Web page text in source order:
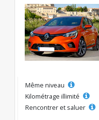
Même niveau
Kilométrage illimité
Rencontrer et saluer